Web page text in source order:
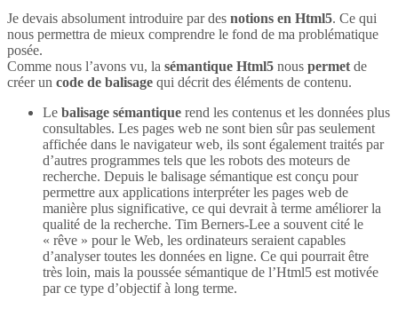
Je devais absolument introduire par des notions en Html5. Ce qui
nous permettra de mieux comprendre le fond de ma problématique
posée.
Comme nous l’avons vu, la sémantique Html5 nous permet de
créer un code de balisage qui décrit des éléments de contenu.
Le balisage sémantique rend les contenus et les données plus
consultables. Les pages web ne sont bien sûr pas seulement
affichée dans le navigateur web, ils sont également traités par
d’autres programmes tels que les robots des moteurs de
recherche. Depuis le balisage sémantique est conçu pour
permettre aux applications interpréter les pages web de
manière plus significative, ce qui devrait à terme améliorer la
qualité de la recherche. Tim Berners-Lee a souvent cité le
« rêve » pour le Web, les ordinateurs seraient capables
d’analyser toutes les données en ligne. Ce qui pourrait être
très loin, mais la poussée sémantique de l’Html5 est motivée
par ce type d’objectif à long terme.